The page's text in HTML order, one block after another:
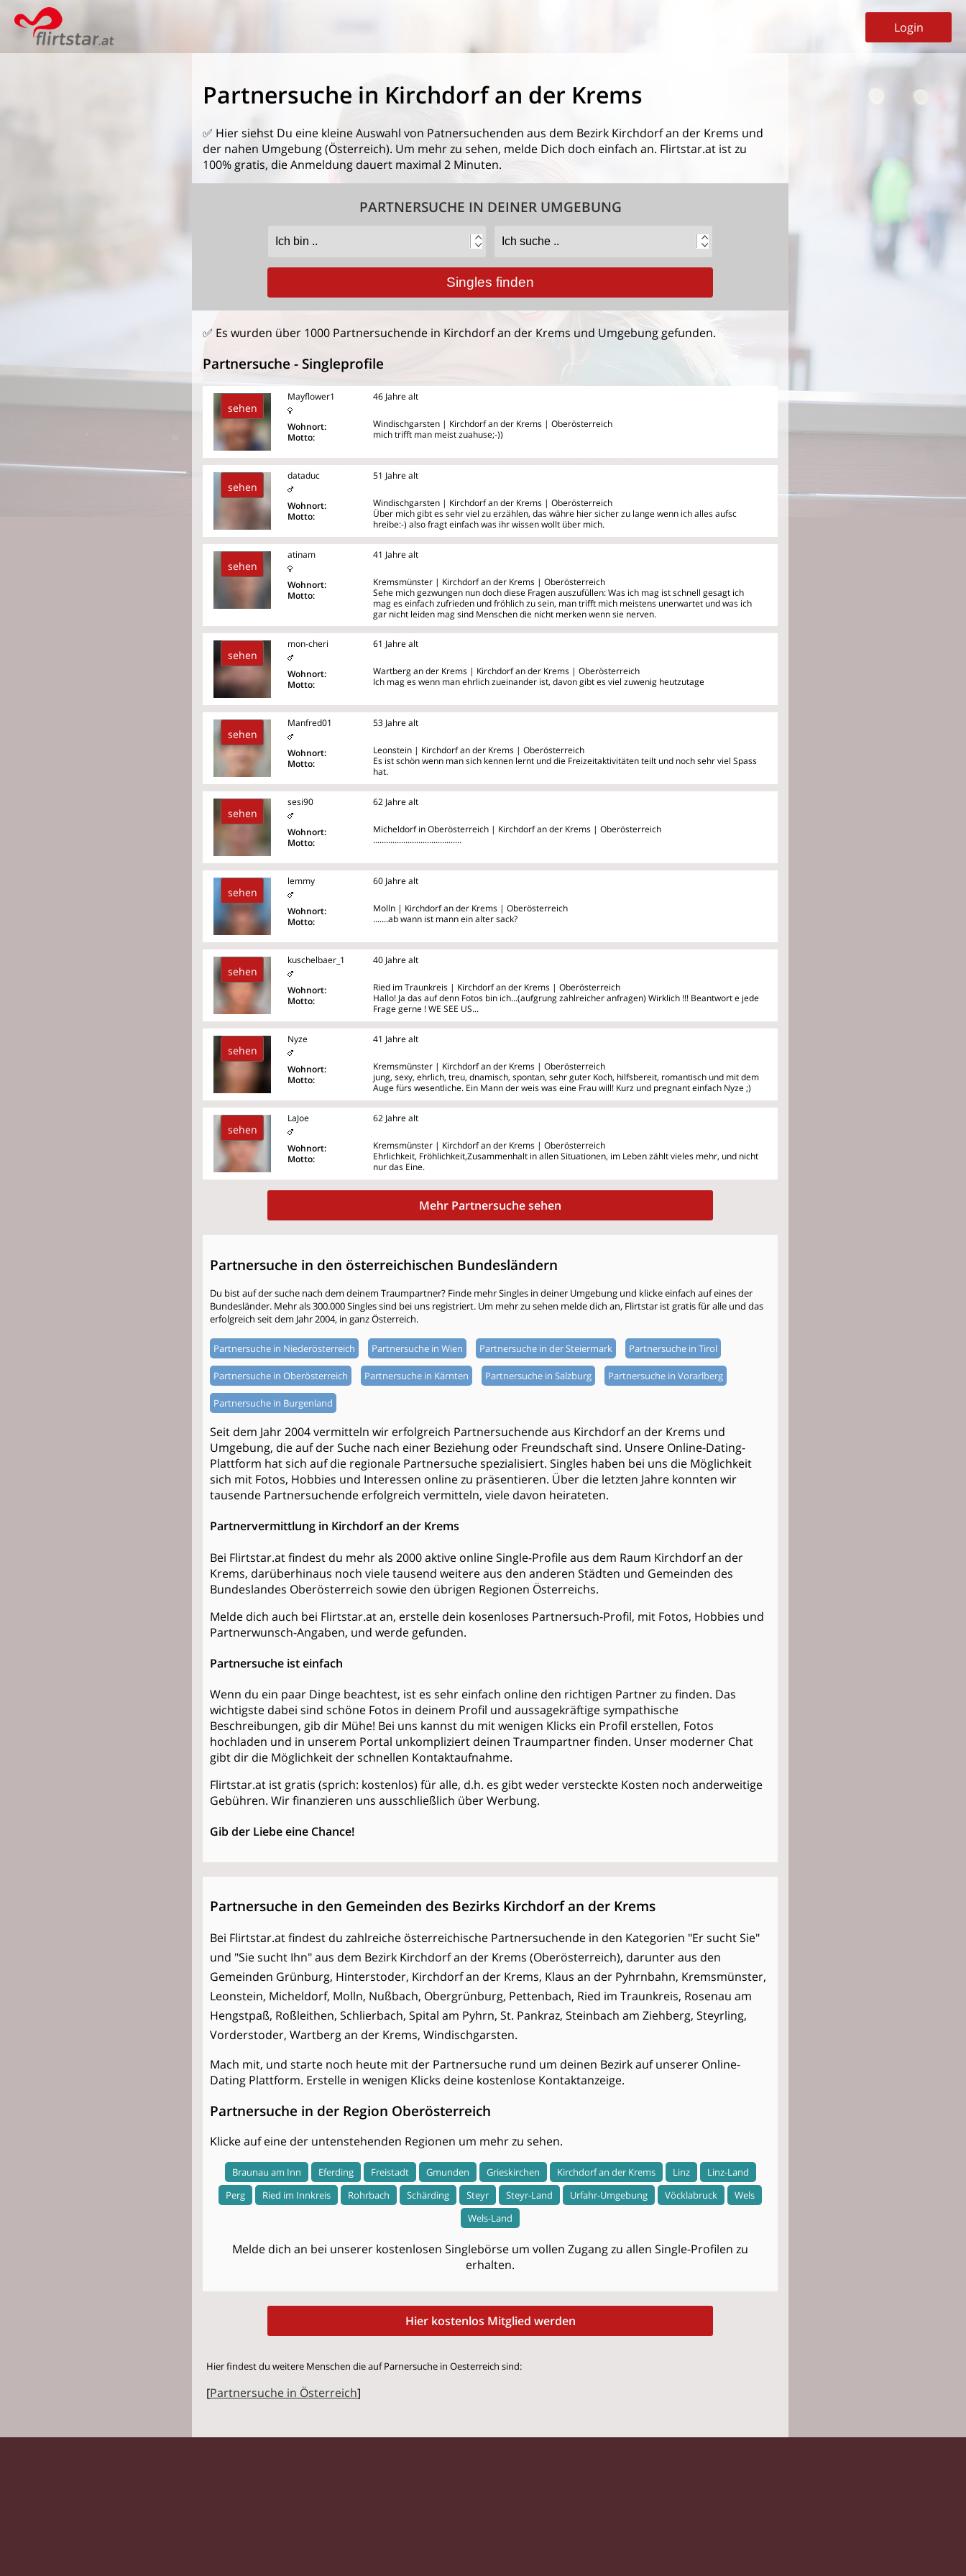
Login
Partnersuche in Kirchdorf an der Krems
✅ Hier siehst Du eine kleine Auswahl von Patnersuchenden aus dem Bezirk Kirchdorf an der Krems und
der nahen Umgebung (Österreich). Um mehr zu sehen, melde Dich doch einfach an. Flirtstar.at ist zu
100% gratis, die Anmeldung dauert maximal 2 Minuten.
PARTNERSUCHE IN DEINER UMGEBUNG
✅ Es wurden über 1000 Partnersuchende in Kirchdorf an der Krems und Umgebung gefunden.
Partnersuche - Singleprofile
sehen
Mayflower1
Wohnort:
Motto:
46 Jahre alt
Windischgarsten | Kirchdorf an der Krems | Oberösterreich
mich trifft man meist zuahuse;-))
sehen
dataduc
Wohnort:
Motto:
51 Jahre alt
Windischgarsten | Kirchdorf an der Krems | Oberösterreich
Über mich gibt es sehr viel zu erzählen, das währe hier sicher zu lange wenn ich alles aufsc
hreibe:-) also fragt einfach was ihr wissen wollt über mich.
sehen
atinam
Wohnort:
Motto:
41 Jahre alt
Kremsmünster | Kirchdorf an der Krems | Oberösterreich
Sehe mich gezwungen nun doch diese Fragen auszufüllen: Was ich mag ist schnell gesagt ich
mag es einfach zufrieden und fröhlich zu sein, man trifft mich meistens unerwartet und was ich
gar nicht leiden mag sind Menschen die nicht merken wenn sie nerven.
sehen
mon-cheri
Wohnort:
Motto:
61 Jahre alt
Wartberg an der Krems | Kirchdorf an der Krems | Oberösterreich
Ich mag es wenn man ehrlich zueinander ist, davon gibt es viel zuwenig heutzutage
sehen
Manfred01
Wohnort:
Motto:
53 Jahre alt
Leonstein | Kirchdorf an der Krems | Oberösterreich
Es ist schön wenn man sich kennen lernt und die Freizeitaktivitäten teilt und noch sehr viel Spass
hat.
sehen
sesi90
Wohnort:
Motto:
62 Jahre alt
Micheldorf in Oberösterreich | Kirchdorf an der Krems | Oberösterreich
.........................................
sehen
lemmy
Wohnort:
Motto:
60 Jahre alt
Molln | Kirchdorf an der Krems | Oberösterreich
.......ab wann ist mann ein alter sack?
sehen
kuschelbaer_1
Wohnort:
Motto:
40 Jahre alt
Ried im Traunkreis | Kirchdorf an der Krems | Oberösterreich
Hallo! Ja das auf denn Fotos bin ich...(aufgrung zahlreicher anfragen) Wirklich !!! Beantwort e jede
Frage gerne ! WE SEE US...
sehen
Nyze
Wohnort:
Motto:
41 Jahre alt
Kremsmünster | Kirchdorf an der Krems | Oberösterreich
jung, sexy, ehrlich, treu, dnamisch, spontan, sehr guter Koch, hilfsbereit, romantisch und mit dem
Auge fürs wesentliche. Ein Mann der weis was eine Frau will! Kurz und pregnant einfach Nyze ;)
sehen
LaJoe
Wohnort:
Motto:
62 Jahre alt
Kremsmünster | Kirchdorf an der Krems | Oberösterreich
Ehrlichkeit, Fröhlichkeit,Zusammenhalt in allen Situationen, im Leben zählt vieles mehr, und nicht
nur das Eine.
Mehr Partnersuche sehen
Partnersuche in den österreichischen Bundesländern
Du bist auf der suche nach dem deinem Traumpartner? Finde mehr Singles in deiner Umgebung und klicke einfach auf eines der
Bundesländer. Mehr als 300.000 Singles sind bei uns registriert. Um mehr zu sehen melde dich an, Flirtstar ist gratis für alle und das
erfolgreich seit dem Jahr 2004, in ganz Österreich.
Partnersuche in Niederösterreich Partnersuche in Wien Partnersuche in der Steiermark Partnersuche in Tirol
Partnersuche in Oberösterreich Partnersuche in Kärnten Partnersuche in Salzburg Partnersuche in Vorarlberg
Partnersuche in Burgenland
Seit dem Jahr 2004 vermitteln wir erfolgreich Partnersuchende aus Kirchdorf an der Krems und
Umgebung, die auf der Suche nach einer Beziehung oder Freundschaft sind. Unsere Online-Dating-
Plattform hat sich auf die regionale Partnersuche spezialisiert. Singles haben bei uns die Möglichkeit
sich mit Fotos, Hobbies und Interessen online zu präsentieren. Über die letzten Jahre konnten wir
tausende Partnersuchende erfolgreich vermitteln, viele davon heirateten.
Partnervermittlung in Kirchdorf an der Krems
Bei Flirtstar.at findest du mehr als 2000 aktive online Single-Profile aus dem Raum Kirchdorf an der
Krems, darüberhinaus noch viele tausend weitere aus den anderen Städten und Gemeinden des
Bundeslandes Oberösterreich sowie den übrigen Regionen Österreichs.
Melde dich auch bei Flirtstar.at an, erstelle dein kosenloses Partnersuch-Profil, mit Fotos, Hobbies und
Partnerwunsch-Angaben, und werde gefunden.
Partnersuche ist einfach
Wenn du ein paar Dinge beachtest, ist es sehr einfach online den richtigen Partner zu finden. Das
wichtigste dabei sind schöne Fotos in deinem Profil und aussagekräftige sympathische
Beschreibungen, gib dir Mühe! Bei uns kannst du mit wenigen Klicks ein Profil erstellen, Fotos
hochladen und in unserem Portal unkompliziert deinen Traumpartner finden. Unser moderner Chat
gibt dir die Möglichkeit der schnellen Kontaktaufnahme.
Flirtstar.at ist gratis (sprich: kostenlos) für alle, d.h. es gibt weder versteckte Kosten noch anderweitige
Gebühren. Wir finanzieren uns ausschließlich über Werbung.
Gib der Liebe eine Chance!
Partnersuche in den Gemeinden des Bezirks Kirchdorf an der Krems
Bei Flirtstar.at findest du zahlreiche österreichische Partnersuchende in den Kategorien "Er sucht Sie"
und "Sie sucht Ihn" aus dem Bezirk Kirchdorf an der Krems (Oberösterreich), darunter aus den
Gemeinden Grünburg, Hinterstoder, Kirchdorf an der Krems, Klaus an der Pyhrnbahn, Kremsmünster,
Leonstein, Micheldorf, Molln, Nußbach, Obergrünburg, Pettenbach, Ried im Traunkreis, Rosenau am
Hengstpaß, Roßleithen, Schlierbach, Spital am Pyhrn, St. Pankraz, Steinbach am Ziehberg, Steyrling,
Vorderstoder, Wartberg an der Krems, Windischgarsten.
Mach mit, und starte noch heute mit der Partnersuche rund um deinen Bezirk auf unserer Online-
Dating Plattform. Erstelle in wenigen Klicks deine kostenlose Kontaktanzeige.
Partnersuche in der Region Oberösterreich
Klicke auf eine der untenstehenden Regionen um mehr zu sehen.
Braunau am Inn Eferding Freistadt Gmunden Grieskirchen Kirchdorf an der Krems Linz
Linz-Land
Perg
Ried im Innkreis Rohrbach Schärding Steyr Steyr-Land Urfahr-Umgebung Vöcklabruck
Wels
Wels-Land
Melde dich an bei unserer kostenlosen Singlebörse um vollen Zugang zu allen Single-Profilen zu
erhalten.
Hier kostenlos Mitglied werden
Hier findest du weitere Menschen die auf Parnersuche in Oesterreich sind:
[Partnersuche in Österreich]